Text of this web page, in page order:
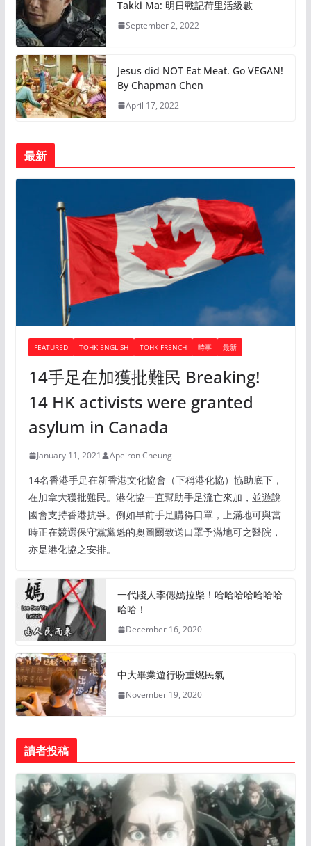
Takki Ma: 明日戰記荷里活級數
September 2, 2022
Jesus did NOT Eat Meat. Go VEGAN!
By Chapman Chen
April 17, 2022
最新
FEATURED TOHK ENGLISH TOHK FRENCH 時事 最新
14手足在加獲批難民 Breaking!
14 HK activists were granted
asylum in Canada
January 11, 2021 Apeiron Cheung
14名香港手足在新香港文化協會（下稱港化協）協助底下，
在加拿大獲批難民。港化協一直幫助手足流亡來加，並遊說
國會支持香港抗爭。例如早前手足購得口罩，上滿地可與當
時正在競選保守黨黨魁的奧圖爾致送口罩予滿地可之醫院，
亦是港化協之安排。
一代賤人李偲嫣拉柴！哈哈哈哈哈哈哈
哈哈！
December 16, 2020
中大畢業遊行盼重燃民氣
November 19, 2020
讀者投稿